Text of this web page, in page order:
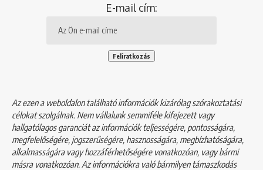
E-mail cím:
Az ezen a weboldalon található információk kizárólag szórakoztatási
célokat szolgálnak. Nem vállalunk semmiféle kifejezett vagy
hallgatólagos garanciát az információk teljességére, pontosságára,
megfelelőségére, jogszerűségére, hasznosságára, megbízhatóságára,
alkalmasságára vagy hozzáférhetőségére vonatkozóan, vagy bármi
másra vonatkozóan. Az információkra való bármilyen támaszkodás